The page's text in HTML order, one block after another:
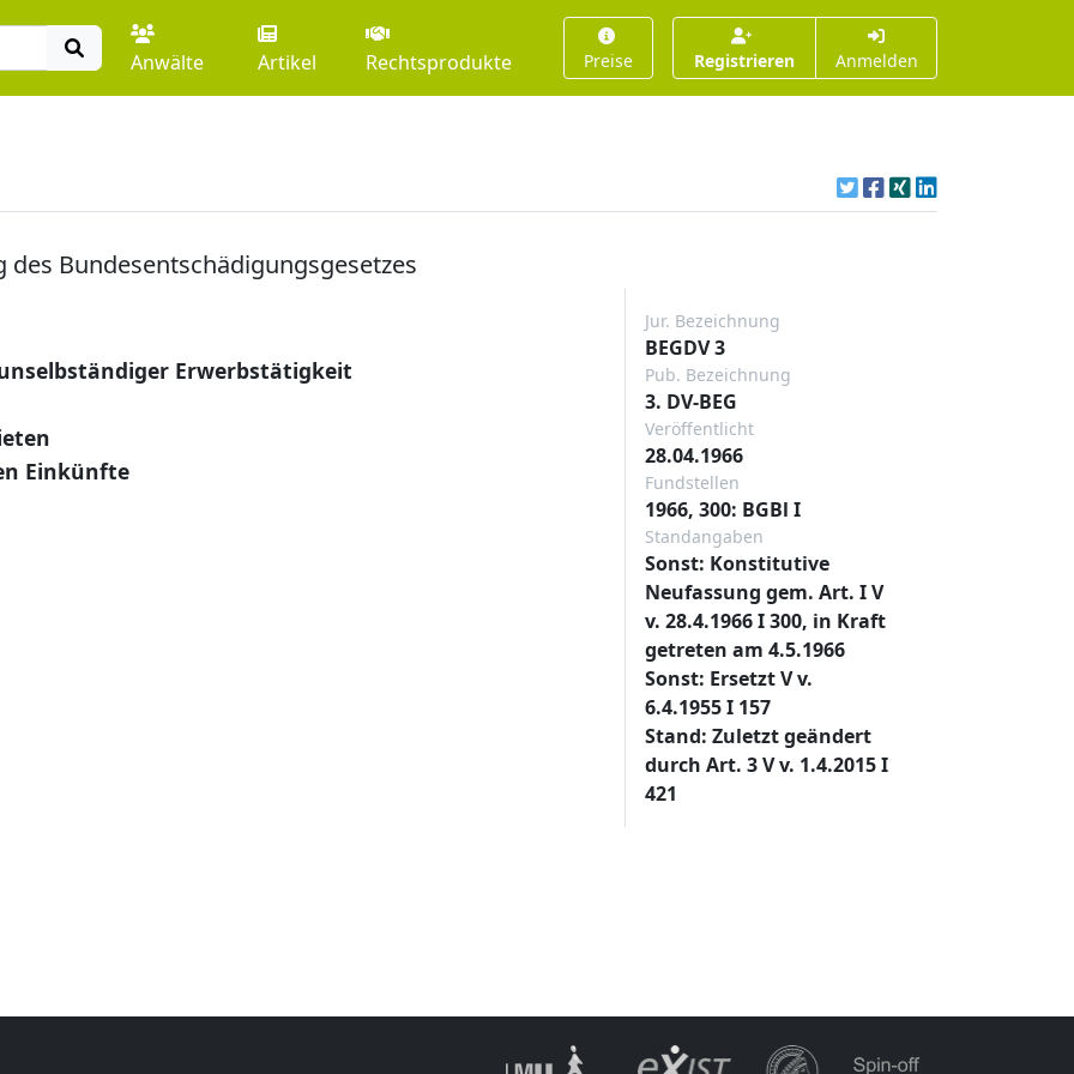
Anwälte Artikel Rechtsprodukte Preise Registrieren Anmelden
Bundesentschädigungsgesetzes
Erwerbstätigkeit
Einkünfte
Jur. Bezeichnung
BEGDV 3
Pub. Bezeichnung
3. DV-BEG
Veröffentlicht
28.04.1966
Fundstellen
1966, 300: BGBl I
Standangaben
Sonst: Konstitutive
Neufassung gem. Art. I V
v. 28.4.1966 I 300, in Kraft
getreten am 4.5.1966
Sonst: Ersetzt V v.
6.4.1955 I 157
Stand: Zuletzt geändert
durch Art. 3 V v. 1.4.2015 I
421